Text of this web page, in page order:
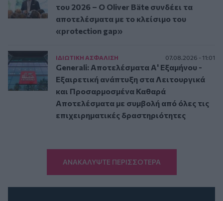
του 2026 – Ο Oliver Bäte συνδέει τα
αποτελέσματα με το κλείσιμο του
«protection gap»
ΙΔΙΩΤΙΚΗ ΑΣΦAΛΙΣΗ 07.08.2026 - 11:01
Generali: Αποτελέσματα Α' Εξαμήνου -
Εξαιρετική ανάπτυξη στα Λειτουργικά
και Προσαρμοσμένα Καθαρά
Αποτελέσματα με συμβολή από όλες τις
επιχειρηματικές δραστηριότητες
ΑΝΑΚΑΛΥΨΤΕ ΠΕΡΙΣΣΟΤΕΡΑ